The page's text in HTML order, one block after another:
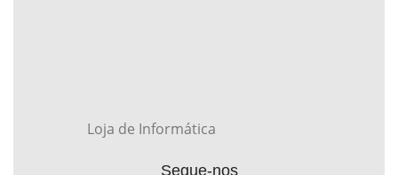
Loja de Informática
Segue-nos